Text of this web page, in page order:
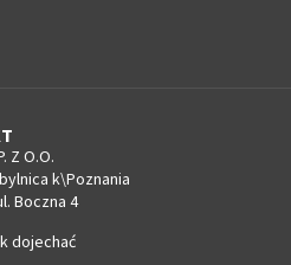
Z O.O.
k\Poznania
Boczna 4
dojechać